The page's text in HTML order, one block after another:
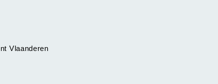
Vlaanderen